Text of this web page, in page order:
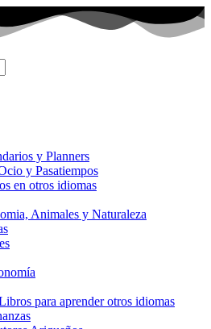
y Planners
y Pasatiempos
en otros idiomas
Animales y Naturaleza
para aprender otros idiomas